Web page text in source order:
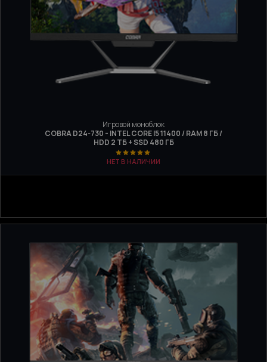
Игровой моноблок
COBRA D24-730 - INTEL CORE I5 11400 / RAM 8 ГБ /
HDD 2 ТБ + SSD 480 ГБ
НЕТ В НАЛИЧИИ